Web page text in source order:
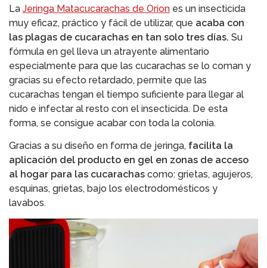
La Jeringa Matacucarachas de Orion es un insecticida
muy eficaz, práctico y fácil de utilizar, que acaba con
las plagas de cucarachas en tan solo tres días. Su
fórmula en gel lleva un atrayente alimentario
especialmente para que las cucarachas se lo coman y
gracias su efecto retardado, permite que las
cucarachas tengan el tiempo suficiente para llegar al
nido e infectar al resto con el insecticida. De esta
forma, se consigue acabar con toda la colonia.
Gracias a su diseño en forma de jeringa, facilita la
aplicación del producto en gel en zonas de acceso
al hogar para las cucarachas como: grietas, agujeros,
esquinas, grietas, bajo los electrodomésticos y
lavabos.